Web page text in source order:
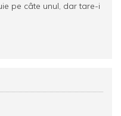
pe câte unul, dar tare-i